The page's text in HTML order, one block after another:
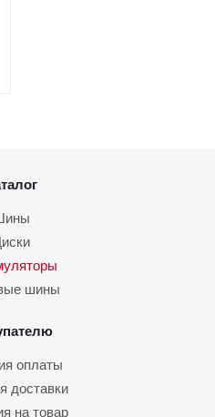
шины
оплаты
доставки
на товар